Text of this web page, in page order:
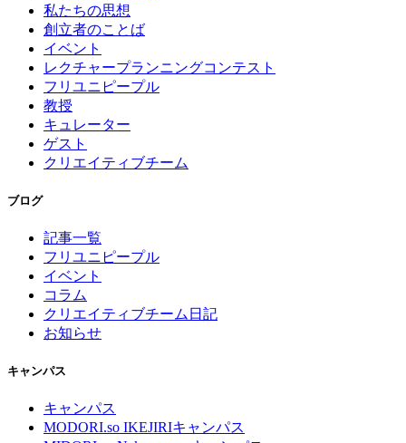
私たちの思想
創立者のことば
イベント
レクチャープランニングコンテスト
フリユニピープル
教授
キュレーター
ゲスト
クリエイティブチーム
ブログ
記事一覧
フリユニピープル
イベント
コラム
クリエイティブチーム日記
お知らせ
キャンパス
キャンパス
MODORI.so IKEJIRIキャンパス